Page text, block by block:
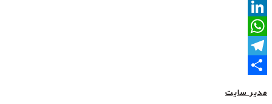
Pinterest
LinkedIn
WhatsApp
Telegram
مدیر سایت